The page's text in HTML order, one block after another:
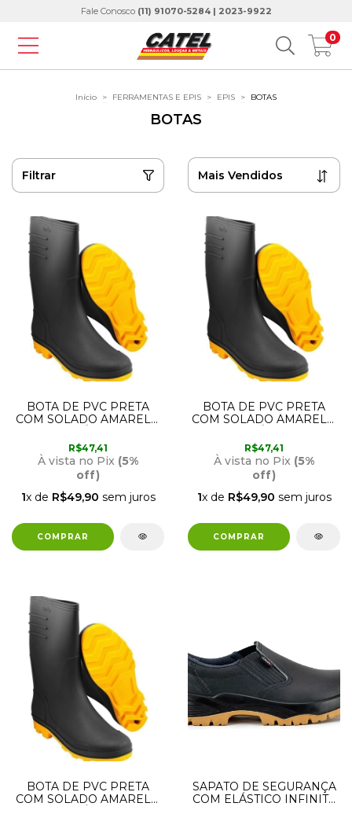
Fale Conosco (11) 91070-5284 | 2023-9922
0
Início > FERRAMENTAS E EPIS > EPIS > BOTAS
BOTAS
Filtrar
BOTA DE PVC PRETA
COM SOLADO AMARELO
FORRO N43
70.79.430.000 VONDER
R$47,41
À vista no Pix (5%
off)
1x de R$49,90 sem juros
BOTA DE PVC PRETA
COM SOLADO AMARELO
FORRO N41
70.79.410.000 VONDER
R$47,41
À vista no Pix (5%
off)
1x de R$49,90 sem juros
BOTA DE PVC PRETA
COM SOLADO AMARELO
SAPATO DE SEGURANÇA
COM ELÁSTICO INFINITY